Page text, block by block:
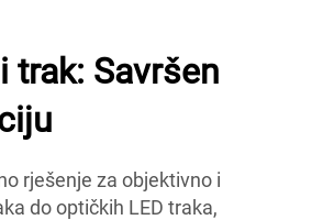
trak: Savršen
rješenje za objektivno i
do optičkih LED traka,